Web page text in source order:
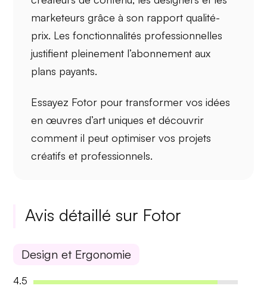
marketeurs grâce à son rapportqualité-
prix. Les fonctionnalités professionnelles
justifient pleinement l’abonnement aux
plans payants.
Essayez Fotor pour transformer vos idées
enœuvres d’art uniques et découvrir
comment il peut optimiser vos projets
créatifs et professionnels.
Avis détaillé sur Fotor
Design et Ergonomie
4.5